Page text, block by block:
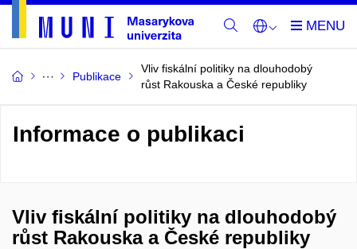
Publikace
Vliv fiskální politiky na dlouhodobý
růst Rakouska a České republiky
Informace o publikaci
Vliv fiskální politiky na dlouhodobý
růst Rakouska a České republiky